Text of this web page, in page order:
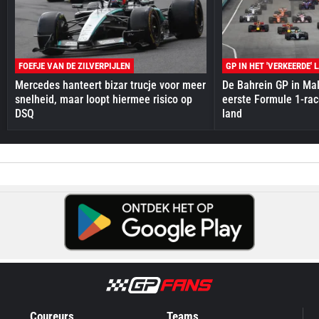
FOEFJE VAN DE ZILVERPIJLEN
Mercedes hanteert bizar trucje voor meer
snelheid, maar loopt hiermee risico op
DSQ
GP IN HET 'VERKEERDE'
De Bahrein GP in
eerste Formule 1-
land
Coureurs Teams